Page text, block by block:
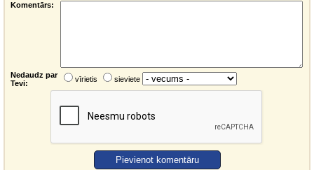
Komentārs:
Nedaudz par
Tevi:
vīrietis sieviete